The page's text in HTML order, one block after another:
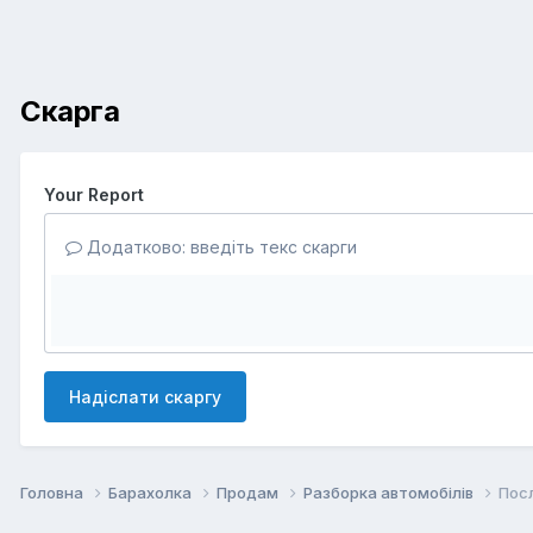
Скарга
Your Report
Додатково: введіть текс скарги
Надіслати скаргу
Головна Барахолка Продам Разборка автомобілів